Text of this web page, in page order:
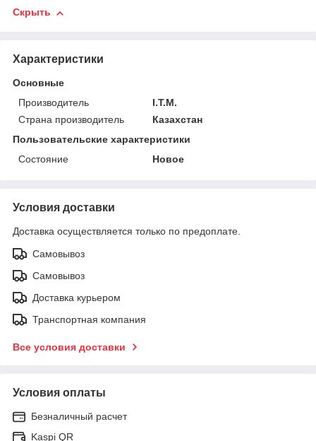
Скрыть
Характеристики
Основные
Производитель
I.T.M.
Страна производитель
Казахстан
Пользовательские характеристики
Состояние
Новое
Условия доставки
Доставка осуществляется только по предоплате.
Самовывоз
Самовывоз
Доставка курьером
Транспортная компания
Все условия доставки
Условия оплаты
Безналичный расчет
Kaspi QR